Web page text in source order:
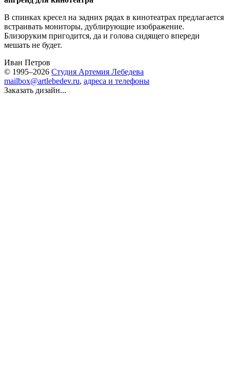
В спинках кресел на задних рядах в кинотеатрах предлагается
встраивать мониторы, дублирующие изображение.
Близоруким пригодится, да и голова сидящего впереди
мешать не будет.
Иван Петров
© 1995–2026 Студия Артемия Лебедева
mailbox@artlebedev.ru, адреса и телефоны
Заказать дизайн...